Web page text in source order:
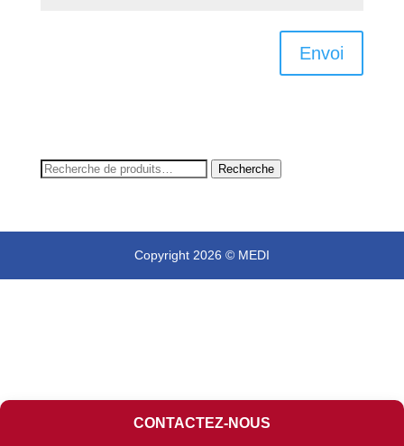
Envoi
Recherche
Recherche
Copyright 2026 © MEDI
CONTACTEZ-NOUS